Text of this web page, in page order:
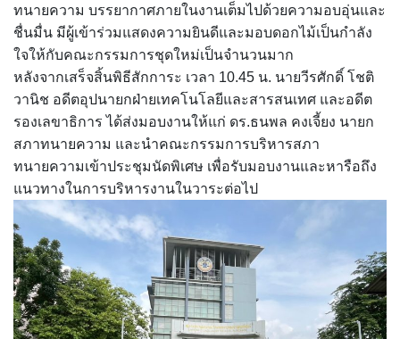
ทนายความ บรรยากาศภายในงานเต็มไปด้วยความอบอุ่นและ
ชื่นมื่น มีผู้เข้าร่วมแสดงความยินดีและมอบดอกไม้เป็นกำลัง
ใจให้กับคณะกรรมการชุดใหม่เป็นจำนวนมาก
หลังจากเสร็จสิ้นพิธีสักการะ เวลา 10.45 น. นายวีรศักดิ์ โชติ
วานิช อดีตอุปนายกฝ่ายเทคโนโลยีและสารสนเทศ และอดีต
รองเลขาธิการ ได้ส่งมอบงานให้แก่ ดร.ธนพล คงเจี้ยง นายก
สภาทนายความ และนำคณะกรรมการบริหารสภา
ทนายความเข้าประชุมนัดพิเศษ เพื่อรับมอบงานและหารือถึง
แนวทางในการบริหารงานในวาระต่อไป